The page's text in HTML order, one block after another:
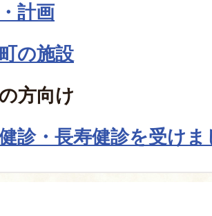
計画
の施設
方向け
診・長寿健診を受け